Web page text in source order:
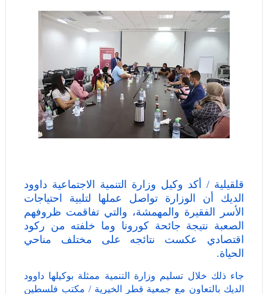
قلقيلية / أكد وكيل وزارة التنمية الاجتماعية داوود
الديك أن الوزارة تواصل عملها لتلبية احتياجات
الأسر الفقيرة والمهمشة، والتي تفاقمت ظروفهم
الصعبة نتيجة جائحة كورونا وما خلفته من ركود
اقتصادي عكست نتائجه على مختلف مناحي
الحياة.
جاء ذلك خلال تسليم وزارة التنمية ممثلة بوكيلها داوود
الديك بالتعاون مع جمعية قطر الخيرية / مكتب فلسطين